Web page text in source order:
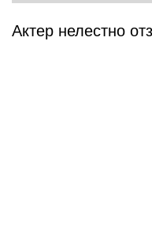
Актер нелестно